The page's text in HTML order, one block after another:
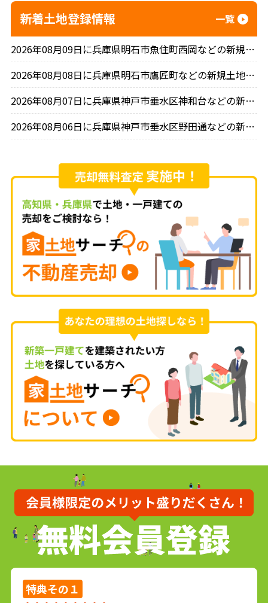
新着土地登録情報 一覧
2026年08月09日に兵庫県明石市魚住町西岡などの新規土地情報を46件登録しました。
2026年08月08日に兵庫県明石市鷹匠町などの新規土地情報を90件登録しました。
2026年08月07日に兵庫県神戸市垂水区神和台などの新規土地情報を80件登録しました。
2026年08月06日に兵庫県神戸市垂水区野田通などの新規土地情報を44件登録しました。
特典その１